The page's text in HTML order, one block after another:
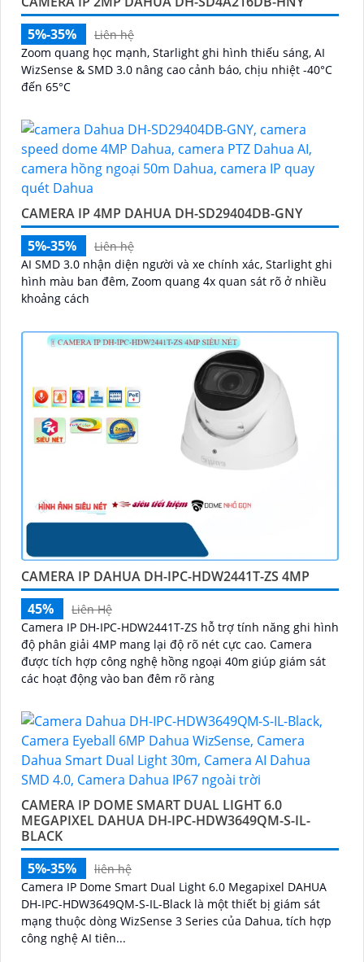
5%-35%
Liên hệ
Zoom quang học mạnh, Starlight ghi hình thiếu sáng, AI
WizSense & SMD 3.0 nâng cao cảnh báo, chịu nhiệt -40°C
đến 65°C
CAMERA IP 4MP DAHUA DH-SD29404DB-GNY
5%-35%
Liên hệ
AI SMD 3.0 nhận diện người và xe chính xác, Starlight ghi
hình màu ban đêm, Zoom quang 4x quan sát rõ ở nhiều
khoảng cách
CAMERA IP DAHUA DH-IPC-HDW2441T-ZS 4MP
45%
Liên Hệ
Camera IP DH-IPC-HDW2441T-ZS hỗ trợ tính năng ghi hình
độ phân giải 4MP mang lại độ rõ nét cực cao. Camera
được tích hợp công nghệ hồng ngoại 40m giúp giám sát
các hoạt động vào ban đêm rõ ràng
CAMERA IP DOME SMART DUAL LIGHT 6.0
MEGAPIXEL DAHUA DH-IPC-HDW3649QM-S-IL-
BLACK
5%-35%
liên hệ
Camera IP Dome Smart Dual Light 6.0 Megapixel DAHUA
DH-IPC-HDW3649QM-S-IL-Black là một thiết bị giám sát
mạng thuộc dòng WizSense 3 Series của Dahua, tích hợp
công nghệ AI tiên...